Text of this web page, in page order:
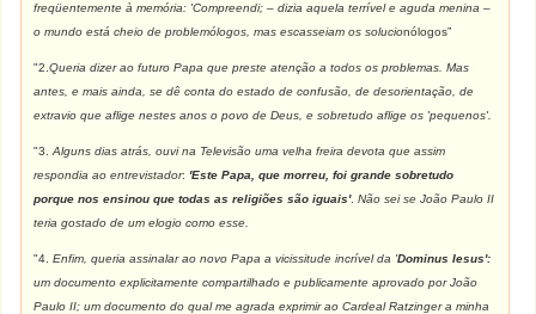
freqüentemente à memória: 'Compreendi; – dizia aquela terrível e aguda menina –
o mundo está cheio de problemólogos, mas escasseiam os solucionólogos”
"2.Queria dizer ao futuro Papa que preste atenção a todos os problemas. Mas
antes, e mais ainda, se dê conta do estado de confusão, de desorientação, de
extravio que aflige nestes anos o povo de Deus, e sobretudo aflige os 'pequenos'.
"3.Alguns dias atrás, ouvi na Televisão uma velha freira devota que assim
respondia ao entrevistador: 'Este Papa, que morreu, foi grande sobretudo
porque nos ensinou que todas as religiões são iguais'.Não sei se João Paulo II
teria gostado de um elogio como esse.
"4.Enfim, queria assinalar ao novo Papa a vicissitude incrível da 'Dominus Iesus':
um documento explicitamente compartilhado e publicamente aprovado por João
Paulo II; um documento do qual me agrada exprimir ao Cardeal Ratzinger a minha